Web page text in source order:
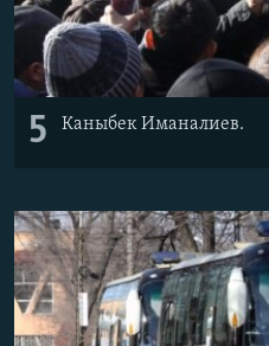
5 Каныбек Иманалиев.